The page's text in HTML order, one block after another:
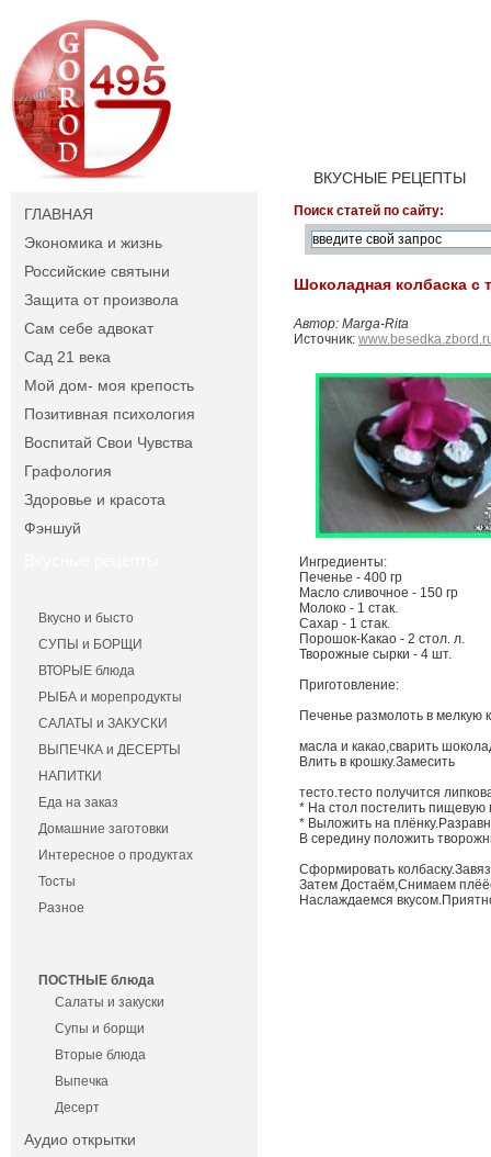
ГЛАВНАЯ
Экономика и жизнь
Российские святыни
Защита от произвола
Сам себе адвокат
Сад 21 века
Мой дом- моя крепость
Позитивная психология
Воспитай Свои Чувства
Графология
Здоровье и красота
Фэншуй
Вкусно и бысто
СУПЫ и БОРЩИ
ВТОРЫЕ блюда
РЫБА и морепродукты
САЛАТЫ и ЗАКУСКИ
ВЫПЕЧКА и ДЕСЕРТЫ
НАПИТКИ
Еда на заказ
Домашние заготовки
Интересное о продуктах
Тосты
Разное
ПОСТНЫЕ блюда
Салаты и закуски
Супы и борщи
Вторые блюда
Выпечка
Десерт
Аудио открытки
ВКУСНЫЕ РЕЦЕПТЫ
Поиск статей по сайту:
Шоколадная колбаска с
Автор: Marga-Rita
Источник:
Ингредиенты:
Печенье - 400 гр
Масло сливочное - 150 гр
Молоко - 1 стак.
Сахар - 1 стак.
Порошок-Какао - 2 стол. л.
Творожные сырки - 4 шт.
Приготовление:
Печенье размолоть в мелкую
масла и какао,сварить
Влить в крошку.Замесить
тесто.тесто получится
* На стол постелить пищевую
* Выложить на
В середину положить
Сформировать
Затем Достаём,Снимаем
Наслаждаемся